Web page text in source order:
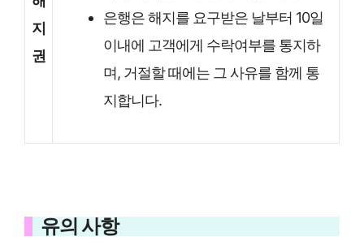
지
권
은행은 해지를 요구받은 날부터 10일
이내에 고객에게 수락여부를 통지하
며, 거절할 때에는 그 사유를 함께 통
지합니다.
유의 사항